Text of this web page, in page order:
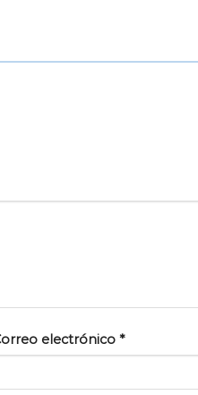
electrónico *